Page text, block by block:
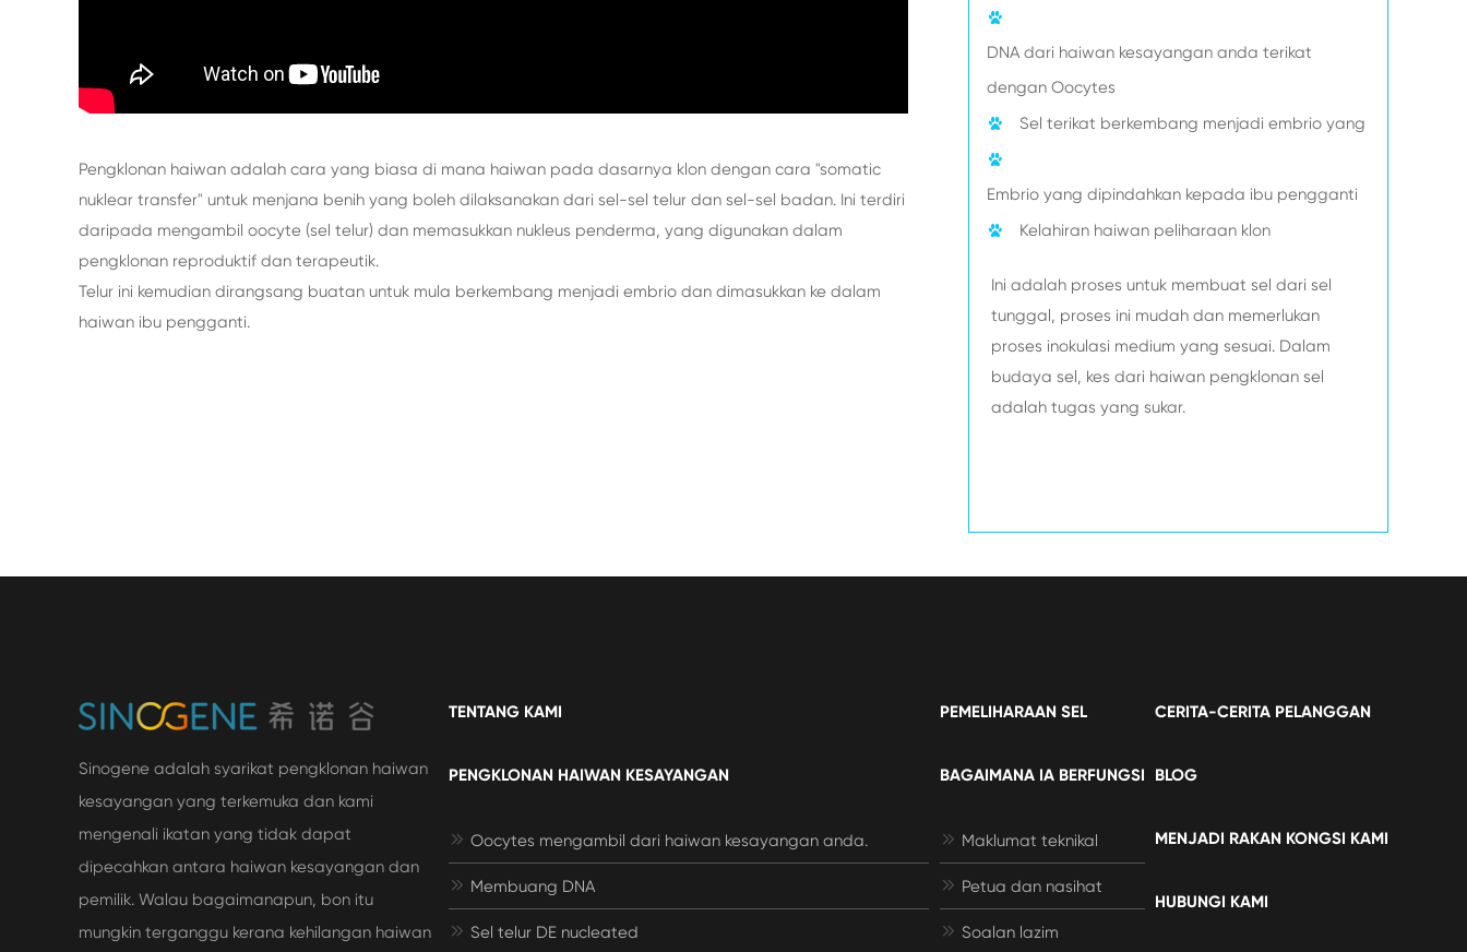
Pengklonan haiwan adalah cara yang biasa di mana haiwan pada dasarnya klon dengan cara "somatic
nuklear transfer" untuk menjana benih yang boleh dilaksanakan dari sel-sel telur dan sel-sel badan. Ini terdiri
daripada mengambil oocyte (sel telur) dan memasukkan nukleus penderma, yang digunakan dalam
pengklonan reproduktif dan terapeutik.
Telur ini kemudian dirangsang buatan untuk mula berkembang menjadi embrio dan dimasukkan ke dalam
haiwan ibu pengganti.
DNA dari haiwan kesayangan anda terikat
dengan Oocytes
Sel terikat berkembang menjadi embrio yang
Embrio yang dipindahkan kepada ibu pengganti
Kelahiran haiwan peliharaan klon
Ini adalah proses untuk membuat sel dari sel
tunggal, proses ini mudah dan memerlukan
proses inokulasi medium yang sesuai. Dalam
budaya sel, kes dari haiwan pengklonan sel
adalah tugas yang sukar.
Sinogene adalah syarikat pengklonan haiwan
kesayangan yang terkemuka dan kami
mengenali ikatan yang tidak dapat
dipecahkan antara haiwan kesayangan dan
pemilik. Walau bagaimanapun, bon itu
mungkin terganggu kerana kehilangan haiwan
TENTANG KAMI
PENGKLONAN HAIWAN KESAYANGAN
 Oocytes mengambil dari haiwan kesayangan anda.
 Membuang DNA
 Sel telur DE nucleated
PEMELIHARAAN SEL
BAGAIMANA IA BERFUNGSI
 Maklumat teknikal
 Petua dan nasihat
 Soalan lazim
CERITA-CERITA PELANGGAN
BLOG
MENJADI RAKAN KONGSI KAMI
HUBUNGI KAMI